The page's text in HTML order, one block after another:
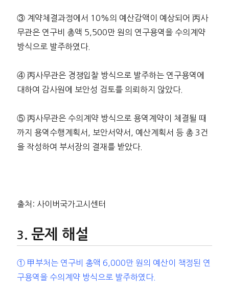
③ 계약체결과정에서 10%의 예산감액이 예상되어 丙사
무관은 연구비 총액 5,500만 원의 연구용역을 수의계약
방식으로 발주하였다.
④ 丙사무관은 경쟁입찰 방식으로 발주하는 연구용역에
대하여 감사원에 보안성 검토를 의뢰하지 않았다.
⑤ 丙사무관은 수의계약 방식으로 용역계약이 체결될 때
까지 용역수행계획서, 보안서약서, 예산계획서 등 총 3건
을 작성하여 부서장의 결재를 받았다.
출처: 사이버국가고시센터
문제 해설
① 甲부처는 연구비 총액 6,000만 원의 예산이 책정된 연
구용역을 수의계약 방식으로 발주하였다.